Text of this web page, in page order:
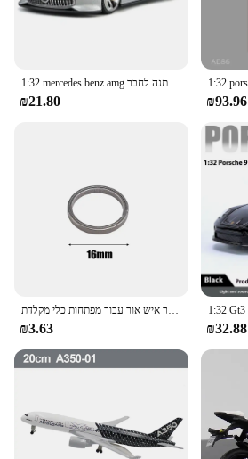
1:32 mercedes benz amg חזון סמל סופר-קאר רכב דגם קול & סימולציה אור הדמיה אספנות מתנה לחבר
₪21.80 ₪93.96
סגסוגת טיטניום טבעות מפתח אבזם שרשרת מפתחות אבזם תליון סופר אור איש אור עבור מפתחות כלי מקלדת
₪3.63 ₪32.88